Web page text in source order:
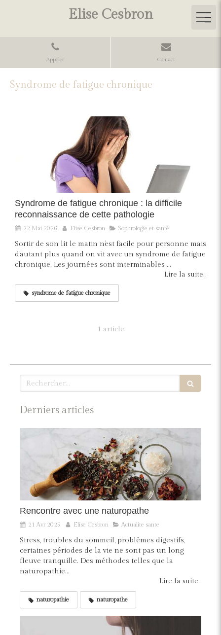
Elise Cesbron
Appeler Contact
Syndrome de fatigue chronique
Syndrome de fatigue chronique : la difficile
reconnaissance de cette pathologie
22 Mai 2026 Elise Cesbron Sophrologie et santé
Sortir de son lit le matin n’est facile pour personne mais
d’autant plus quand on vit avec un syndrome de fatigue
chronique. Les journées sont interminables ...
Lire la suite...
syndrome de fatigue chronique
1 article
Rechercher
Derniers articles
Rencontre avec une naturopathe
21 Avr 2025 Elise Cesbron Actualite sante
Stress, troubles du sommeil, problèmes digestifs,
certaines périodes de la vie ne sont pas un long
fleuve tranquille. Des méthodes telles que la
naturopathie...
Lire la suite...
naturopathie naturopathe